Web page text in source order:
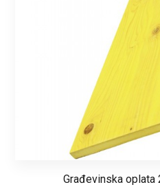
Građevinska